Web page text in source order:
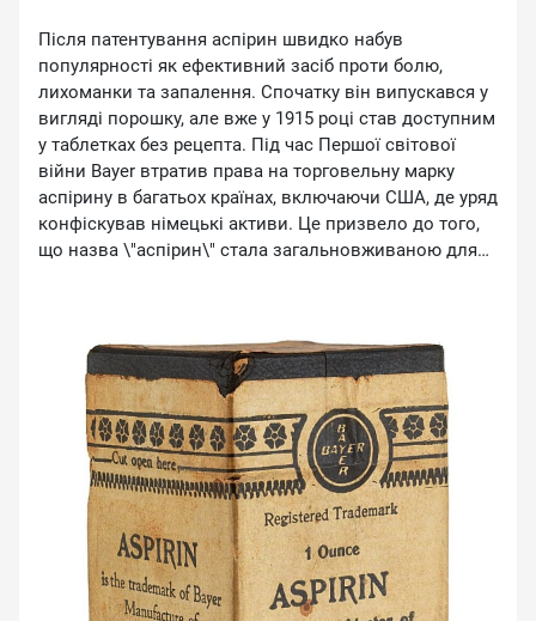
Після патентування аспірин швидко набув
популярності як ефективний засіб проти болю,
лихоманки та запалення. Спочатку він випускався у
вигляді порошку, але вже у 1915 році став доступним
у таблетках без рецепта. Під час Першої світової
війни Bayer втратив права на торговельну марку
аспірину в багатьох країнах, включаючи США, де уряд
конфіскував німецькі активи. Це призвело до того,
що назва \"аспірин\" стала загальновживаною для
Артур Айхенгрін помер у 1949 році, пройшовши під
час Другої світової концтабір «Терезієнштадт» у Чехії.